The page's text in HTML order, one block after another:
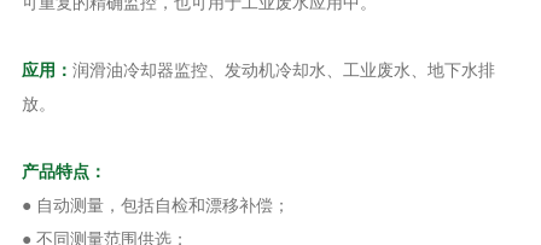
应用： 润滑油冷却器监控、发动机冷却水、工业废水、地下水排
放。
产品特点：
● 自动测量，包括自检和漂移补偿；
● 不同测量范围供选；